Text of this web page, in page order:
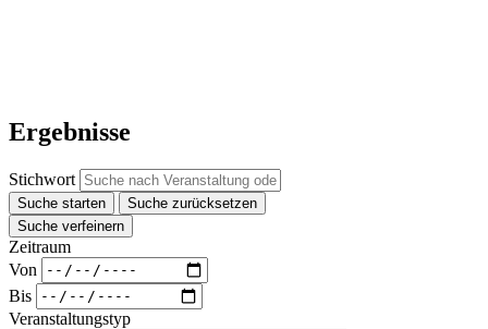
Ergebnisse
Stichwort
Suche starten
Suche zurücksetzen
Suche verfeinern
Zeitraum
Von
Bis
Veranstaltungstyp